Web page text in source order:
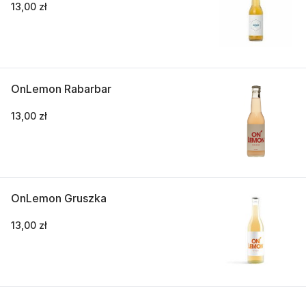
13,00 zł
OnLemon Rabarbar
13,00 zł
OnLemon Gruszka
13,00 zł